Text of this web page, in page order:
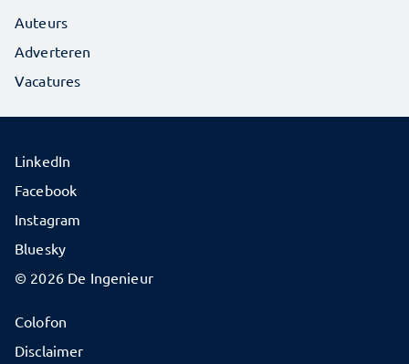
Auteurs
Adverteren
Vacatures
© 2026 De Ingenieur
Colofon
Disclaimer
LinkedIn
Facebook
Instagram
Bluesky